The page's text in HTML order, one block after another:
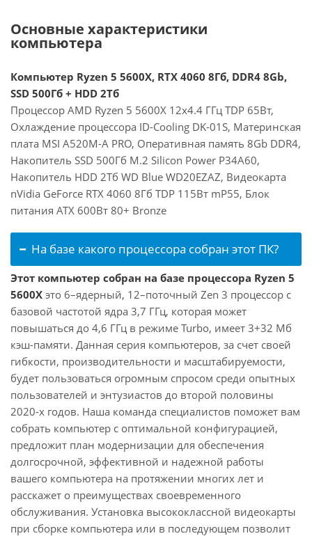
Основные характеристики
компьютера
Компьютер Ryzen 5 5600X, RTX 4060 8Гб, DDR4 8Gb,
SSD 500Гб + HDD 2Тб
Процессор AMD Ryzen 5 5600X 12x4.4 ГГц TDP 65Вт,
Охлаждение процессора ID-Cooling DK-01S, Материнская
плата MSI A520M-A PRO, Оперативная память 8Gb DDR4,
Накопитель SSD 500Гб M.2 Silicon Power P34A60,
Накопитель HDD 2Тб WD Blue WD20EZAZ, Видеокарта
nVidia GeForce RTX 4060 8Гб TDP 115Вт mP55, Блок
питания ATX 600Вт 80+ Bronze
На базе какого процессора собран этот ПК?
Этот компьютер собран на базе процессора Ryzen 5
5600X это 6–ядерный, 12–поточный Zen 3 процессор с
базовой частотой ядра 3,7 ГГц, которая может
повышаться до 4,6 ГГц в режиме Turbo, имеет 3+32 Мб
кэш-памяти. Данная серия компьютеров, за счет своей
гибкости, производительности и масштабируемости,
будет пользоваться огромным спросом среди опытных
пользователей и энтузиастов до второй половины
2020-х годов. Наша команда специалистов поможет вам
собрать компьютер с оптимальной конфигурацией,
предложит план модернизации для обеспечения
долгосрочной, эффективной и надежной работы
вашего компьютера на протяжении многих лет и
расскажет о преимуществах своевременного
обслуживания. Установка высококлассной видеокарты
при сборке компьютера или в последующем позволит